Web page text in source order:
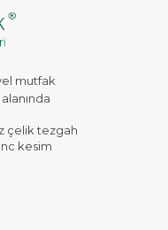
mutfak
çelik tezgah
kesim